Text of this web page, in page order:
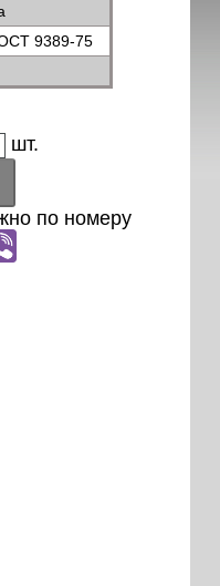
9389-75
шт.
по номеру